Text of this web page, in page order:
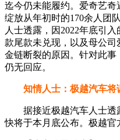
迄今仍未能履约。爱奇艺
绽放从年初时的170余人团
人士透露，因2022年底引
款尾款未兑现，以及母公
金链断裂的原因。针对此
仍无回应。
知情人士：极越汽车
据接近极越汽车人士透
快将于本月底公布。极越官